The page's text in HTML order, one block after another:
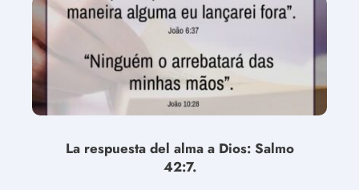
La respuesta del alma a Dios: Salmo
42:7.